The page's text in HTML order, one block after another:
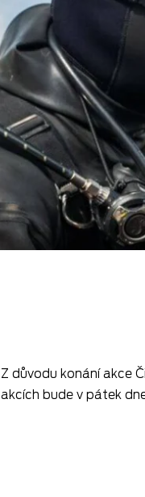
Z důvodu konání akce
akcích bude v pátek